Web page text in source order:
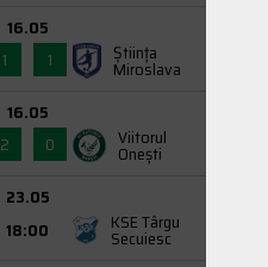
16.05
1
1 Știința
Miroslava
16.05
2
0 Viitorul
Onești
23.05
18:00
KSE Târgu
Secuiesc